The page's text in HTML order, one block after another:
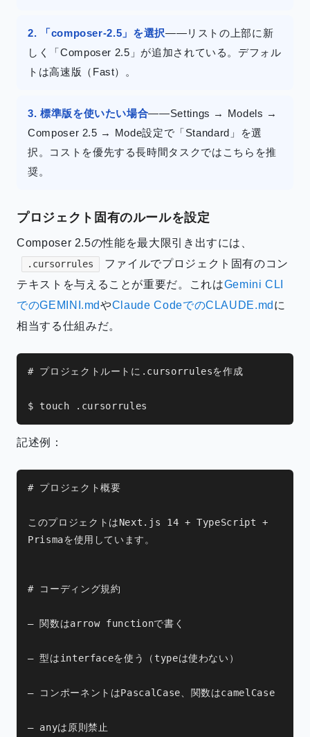
2. 「composer-2.5」を選択——リストの上部に新
しく「Composer 2.5」が追加されている。デフォル
トは高速版（Fast）。
3. 標準版を使いたい場合——Settings → Models →
Composer 2.5 → Mode設定で「Standard」を選
択。コストを優先する長時間タスクではこちらを推
奨。
プロジェクト固有のルールを設定
Composer 2.5の性能を最大限引き出すには、
.cursorrules
ファイルでプロジェクト固有のコン
テキストを与えることが重要だ。これはGemini CLI
でのGEMINI.mdやClaude CodeでのCLAUDE.md に
相当する仕組みだ。
# プロジェクトルートに.cursorrulesを作成
$ touch .cursorrules
記述例：
# プロジェクト概要
このプロジェクトはNext.js 14 + TypeScript +
Prismaを使用しています。
# コーディング規約
– 関数はarrow functionで書く
– 型はinterfaceを使う（typeは使わない）
– コンポーネントはPascalCase、関数はcamelCase
– anyは原則禁止